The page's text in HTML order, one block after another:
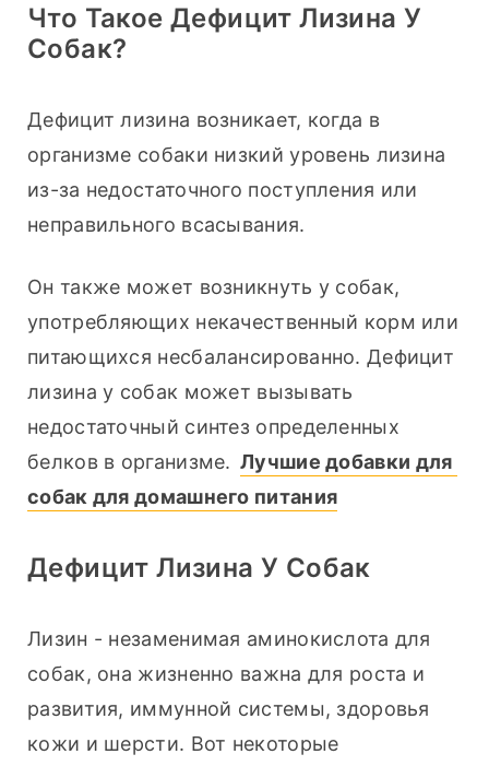
Что Такое Дефицит Лизина У
Собак?
Дефицит лизина возникает, когда в
организме собаки низкий уровень лизина
из-за недостаточного поступления или
неправильного всасывания.
Он также может возникнуть у собак,
употребляющих некачественный корм или
питающихся несбалансированно. Дефицит
лизина у собак может вызывать
недостаточный синтез определенных
белков в организме. Лучшие добавки для
собак для домашнего питания
Дефицит Лизина У Собак
Лизин - незаменимая аминокислота для
собак, она жизненно важна для роста и
развития, иммунной системы, здоровья
кожи и шерсти. Вот некоторые